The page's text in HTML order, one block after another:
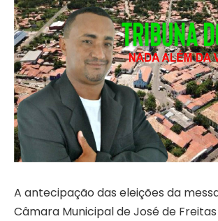
A antecipação das eleições da
Câmara Municipal de José de